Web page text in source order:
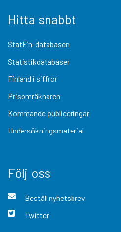
Hitta snabbt
StatFin-databasen
Statistikdatabaser
Finland i siffror
Prisomräknaren
Kommande publiceringar
Undersökningsmaterial
Följ oss
Beställ nyhetsbrev
Twitter